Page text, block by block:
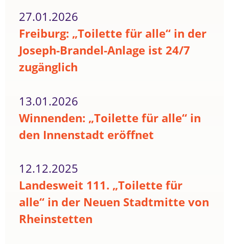
27.01.2026
Freiburg: „Toilette für alle“ in der
Joseph-Brandel-Anlage ist 24/7
zugänglich
13.01.2026
Winnenden: „Toilette für alle“ in
den Innenstadt eröffnet
12.12.2025
Landesweit 111. „Toilette für
alle“ in der Neuen Stadtmitte von
Rheinstetten